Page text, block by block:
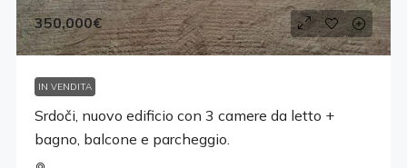
350,000€
IN VENDITA
Srdoči, nuovo edificio con 3 camere da letto +
bagno, balcone e parcheggio.